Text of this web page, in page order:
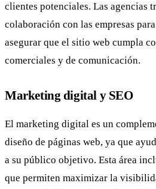
clientes potenciales. Las agencias
colaboración con las empresas
asegurar que el sitio web cumpla
comerciales y de comunicación.
Marketing digital y SEO
El marketing digital es un
diseño de páginas web, ya que
a su público objetivo. Esta área
que permiten maximizar la